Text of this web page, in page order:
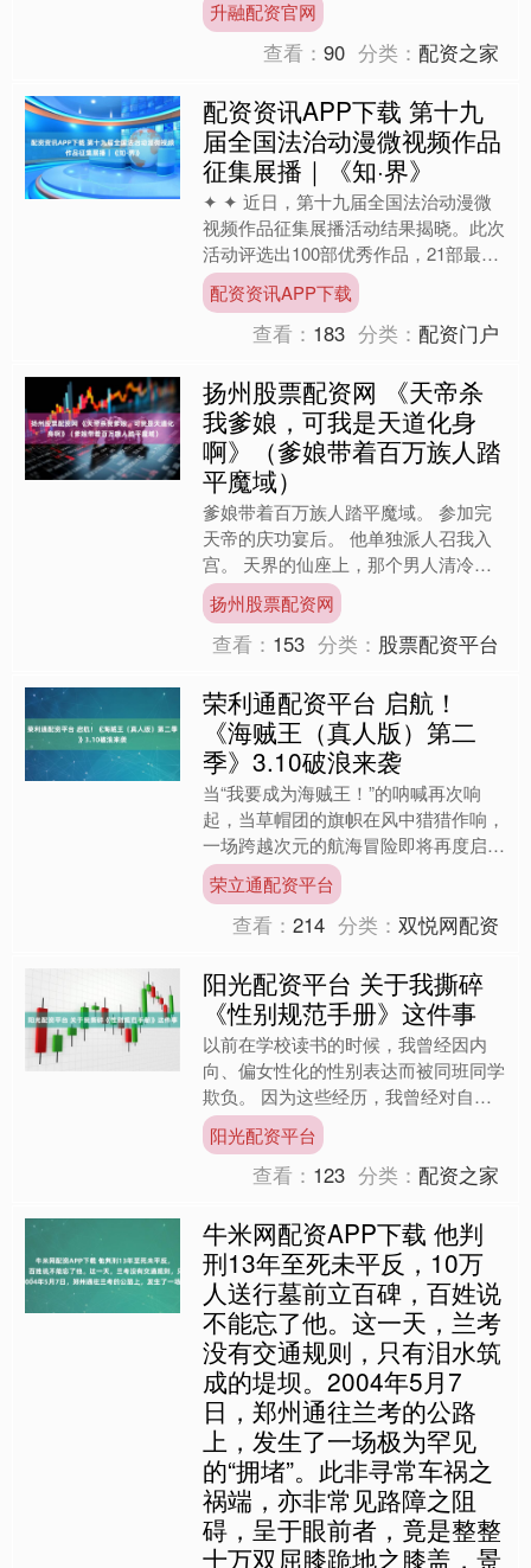
升融配资官网
查看：90 分类：配资之家
配资资讯APP下载 第十九
届全国法治动漫微视频作品
征集展播｜《知·界》
✦ ✦ 近日，第十九届全国法治动漫微
视频作品征集展播活动结果揭晓。此次
活动评选出100部优秀作品，21部最佳
单项作品，推选出30家优秀组织单
位。 2025年4月....
配资资讯APP下载
查看： 183 分类：配资门户
扬州股票配资网 《天帝杀
我爹娘，可我是天道化身
啊》（爹娘带着百万族人踏
平魔域）
爹娘带着百万族人踏平魔域。 参加完
天帝的庆功宴后。 他单独派人召我入
宫。 天界的仙座上，那个男人清冷看
向我： “听你爹娘说，你在魔界数次立
下大功，本座可以破例单....
扬州股票配资网
查看： 153 分类： 股票配资平台
荣利通配资平台 启航！
《海贼王（真人版）第二
季》3.10破浪来袭
当“我要成为海贼王！”的呐喊再次响
起，当草帽团的旗帜在风中猎猎作响，
一场跨越次元的航海冒险即将再度启
航！对于无数海米而言，《海贼王》早
已不只是一部漫画或动画，更....
荣立通配资平台
查看：214 分类：双悦网配资
阳光配资平台 关于我撕碎
《性别规范手册》这件事
以前在学校读书的时候，我曾经因内
向、偏女性化的性别表达而被同班同学
欺负。 因为这些经历，我曾经对自己
的性别感到自卑、困惑，那时候的我常
祈祷「如果我是女生就好了。....
阳光配资平台
查看： 123 分类：配资之家
牛米网配资APP下载 他判
刑13年至死未平反，10万
人送行墓前立百碑，百姓说
不能忘了他。这一天，兰考
没有交通规则，只有泪水筑
成的堤坝。2004年5月7
日，郑州通往兰考的公路
上，发生了一场极为罕见
的“拥堵”。此非寻常车祸之
祸端，亦非常见路障之阻
碍，呈于眼前者，竟是整整
十万双屈膝跪地之膝盖，景